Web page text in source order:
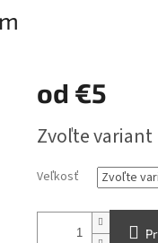
od €5
cena:
Zvoľte variant
Veľkosť